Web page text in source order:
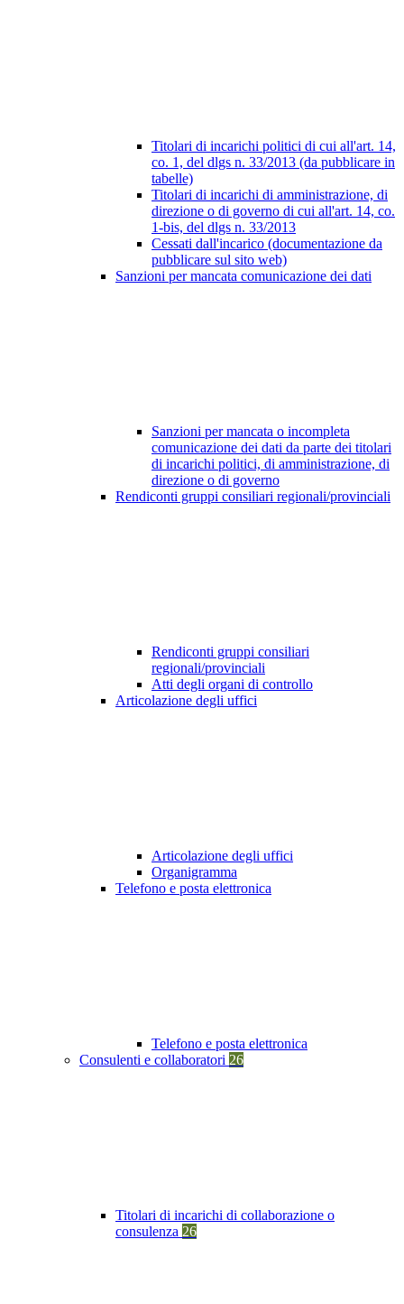
Titolari di incarichi politici di cui all'art. 14,
co. 1, del dlgs n. 33/2013 (da pubblicare in
tabelle)
Titolari di incarichi di amministrazione, di
direzione o di governo di cui all'art. 14, co.
1-bis, del dlgs n. 33/2013
Cessati dall'incarico (documentazione da
pubblicare sul sito web)
Sanzioni per mancata comunicazione dei dati
Sanzioni per mancata o incompleta
comunicazione dei dati da parte dei titolari
di incarichi politici, di amministrazione, di
direzione o di governo
Rendiconti gruppi consiliari regionali/provinciali
Rendiconti gruppi consiliari
regionali/provinciali
Atti degli organi di controllo
Articolazione degli uffici
Articolazione degli uffici
Organigramma
Telefono e posta elettronica
Telefono e posta elettronica
Consulenti e collaboratori 26
Titolari di incarichi di collaborazione o
consulenza 26